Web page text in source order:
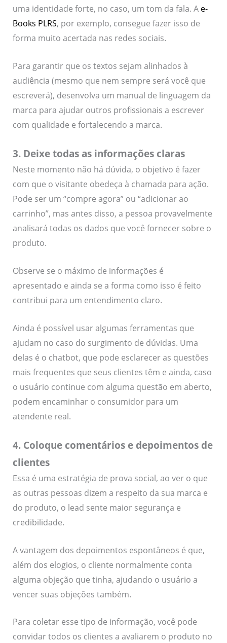
uma identidade forte, no caso, um tom da fala. A e-
Books PLRS, por exemplo, consegue fazer isso de
forma muito acertada nas redes sociais.
Para garantir que os textos sejam alinhados à
audiência (mesmo que nem sempre será você que
escreverá), desenvolva um manual de linguagem da
marca para ajudar outros profissionais a escrever
com qualidade e fortalecendo a marca.
3. Deixe todas as informações claras
Neste momento não há dúvida, o objetivo é fazer
com que o visitante obedeça à chamada para ação.
Pode ser um “compre agora” ou “adicionar ao
carrinho”, mas antes disso, a pessoa provavelmente
analisará todas os dados que você fornecer sobre o
produto.
Observe se o máximo de informações é
apresentado e ainda se a forma como isso é feito
contribui para um entendimento claro.
Ainda é possível usar algumas ferramentas que
ajudam no caso do surgimento de dúvidas. Uma
delas é o chatbot, que pode esclarecer as questões
mais frequentes que seus clientes têm e ainda, caso
o usuário continue com alguma questão em aberto,
podem encaminhar o consumidor para um
atendente real.
4. Coloque comentários e depoimentos de
clientes
Essa é uma estratégia de prova social, ao ver o que
as outras pessoas dizem a respeito da sua marca e
do produto, o lead sente maior segurança e
credibilidade.
A vantagem dos depoimentos espontâneos é que,
além dos elogios, o cliente normalmente conta
alguma objeção que tinha, ajudando o usuário a
vencer suas objeções também.
Para coletar esse tipo de informação, você pode
convidar todos os clientes a avaliarem o produto no